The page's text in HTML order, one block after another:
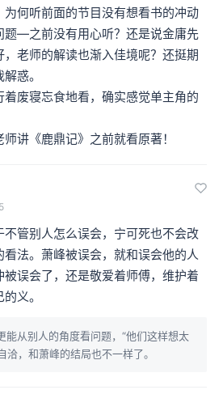
为何听前面的节目没有想看书的冲动
题—之前没有用心听？还是说金庸先
，老师的解读也渐入佳境呢？还挺期
惑。
废寝忘食地看，确实感觉单主角的
讲《鹿鼎记》之前就看原著！
不管别人怎么误会，宁可死也不会改
看法。萧峰被误会，就和误会他的人
误会了，还是敬爱着师傅，维护着
义。
能从别人的角度看问题，“他们这样想太
洽，和萧峰的结局也不一样了。